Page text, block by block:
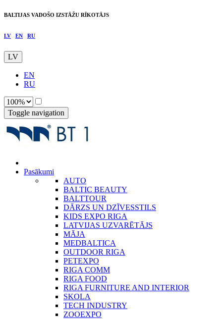
BALTIJAS VADOŠO IZSTĀŽU RĪKOTĀJS
LV EN RU
LV
EN
RU
Toggle navigation
Pasākumi
AUTO
BALTIC BEAUTY
BALTTOUR
DĀRZS UN DZĪVESSTILS
KIDS EXPO RIGA
LATVIJAS UZVARĒTĀJS
MĀJA
MEDBALTICA
OUTDOOR RIGA
PETEXPO
RIGA COMM
RIGA FOOD
RIGA FURNITURE AND INTERIOR
SKOLA
TECH INDUSTRY
ZOOEXPO